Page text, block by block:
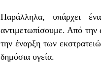
Παράλληλα, υπάρχει
αντιμετωπίσουμε. Από
την έναρξη των
δημόσια υγεία.